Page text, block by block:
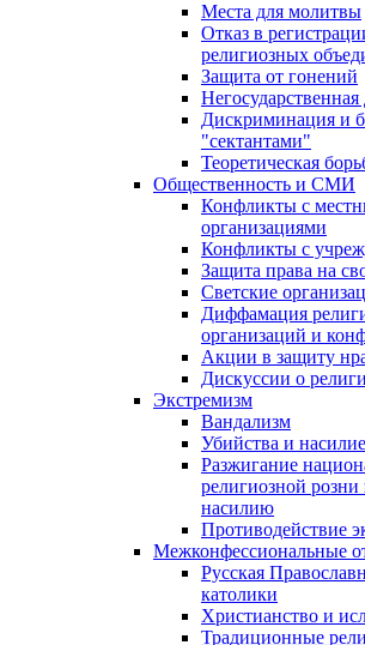
Места для молитвы
Отказ в
религиозных
Защита от гонений
Дискриминация и
"сектантами"
Теоретическая
Общественность и СМИ
Конфликты с
организациями
Конфликты с
Защита права на
Светские
Диффамация
организаций и
Акции в защиту
Дискуссии о
Экстремизм
Вандализм
Убийства и насилие
Разжигание
религиозной
насилию
Противодействие
Межконфессиональные
Русская
католики
Христианство и
Традиционные